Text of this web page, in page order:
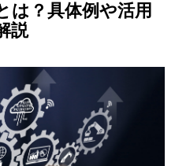
は？具体例や活用
説